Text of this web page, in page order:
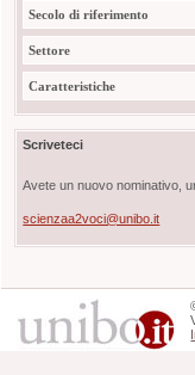
Secolo di riferimento
Settore
Caratteristiche
Scriveteci
Avete un nuovo nominativo,
scienzaa2voci@unibo.it